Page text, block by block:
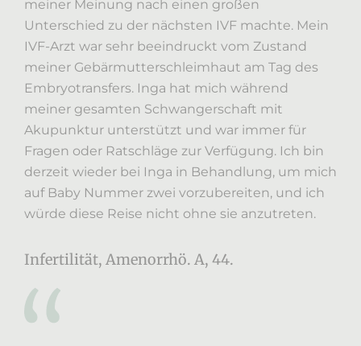
meiner Meinung nach einen großen
Unterschied zu der nächsten IVF machte. Mein
IVF-Arzt war sehr beeindruckt vom Zustand
meiner Gebärmutterschleimhaut am Tag des
Embryotransfers. Inga hat mich während
meiner gesamten Schwangerschaft mit
Akupunktur unterstützt und war immer für
Fragen oder Ratschläge zur Verfügung. Ich bin
derzeit wieder bei Inga in Behandlung, um mich
auf Baby Nummer zwei vorzubereiten, und ich
würde diese Reise nicht ohne sie anzutreten.
Infertilität, Amenorrhö. A, 44.